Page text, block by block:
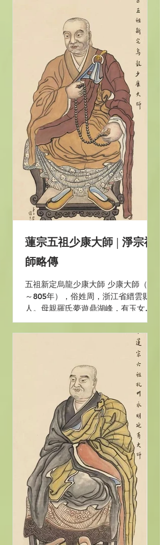
（西元765～766年），登南嶽衡山，
師從承遠大師受淨土法，後始修念佛
蓮宗五祖少康大師 | 淨宗祖
師略傳
五祖新定烏龍少康大師 少康大師（？
～805年），俗姓周，浙江省縉雲縣
人。母親羅氏夢遊鼎湖峰，有玉女授
給她一枝青蓮花說：“這枝青蓮花很吉
祥，寄於你所，當生貴子，冀愛護
之。”大師降誕日，青光遍室，散發著
芙蓉的芬香。 大師相貌莊嚴，眼碧唇
朱，幼時不頑鬧，經常含笑端坐，識
者都認為大...